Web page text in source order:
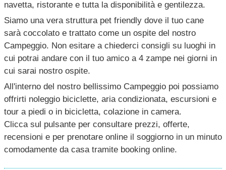
navetta, ristorante e tutta la disponibilità e gentilezza.
Siamo una vera struttura pet friendly dove il tuo cane
sarà coccolato e trattato come un ospite del nostro
Campeggio. Non esitare a chiederci consigli su luoghi in
cui potrai andare con il tuo amico a 4 zampe nei giorni in
cui sarai nostro ospite.
All'interno del nostro bellissimo Campeggio poi possiamo
offrirti noleggio biciclette, aria condizionata, escursioni e
tour a piedi o in bicicletta, colazione in camera.
Clicca sul pulsante per consultare prezzi, offerte,
recensioni e per prenotare online il soggiorno in un minuto
comodamente da casa tramite booking online.